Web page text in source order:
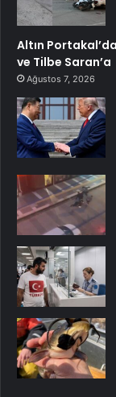
Altın
ve Tilbe Saran’a
Ağustos 7, 2026